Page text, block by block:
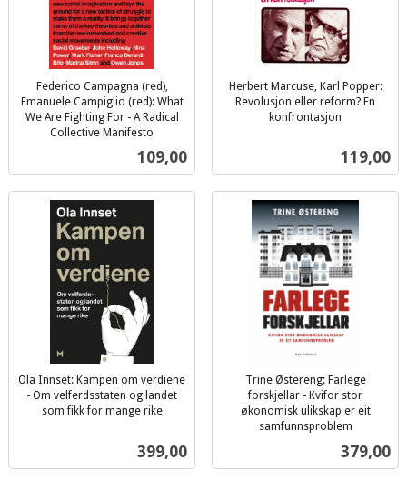
Federico Campagna (red),
Emanuele Campiglio (red): What
We Are Fighting For - A Radical
Collective Manifesto
Pris
109,00
Herbert Marcuse, Karl Popper:
Revolusjon eller reform? En
konfrontasjon
Pris
119,00
Ola Innset: Kampen om verdiene
- Om velferdsstaten og landet
som fikk for mange rike
Pris
399,00
Trine Østereng: Farlege
forskjellar - Kvifor stor
økonomisk ulikskap er eit
samfunnsproblem
Pris
379,00